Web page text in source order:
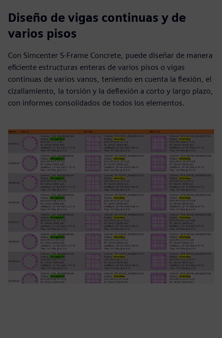
Diseño de vigas continuas y de
varios pisos
Con Simcenter S-Frame Concrete, puede diseñar de manera
eficiente estructuras enteras de varios pisos o vigas
continuas de varios vanos, teniendo en cuenta la flexión, el
cizallamiento, la torsión y la deflexión a corto y largo plazo,
con informes consolidados de todos los elementos.